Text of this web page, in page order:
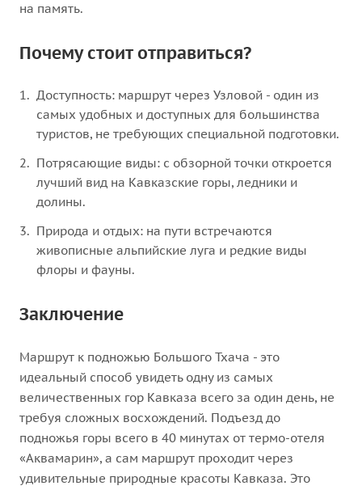
на память.
Почему стоит отправиться?
Доступность: маршрут через Узловой - один из
самых удобных и доступных для большинства
туристов, не требующих специальной подготовки.
Потрясающие виды: с обзорной точки откроется
лучший вид на Кавказские горы, ледники и
долины.
Природа и отдых: на пути встречаются
живописные альпийские луга и редкие виды
флоры и фауны.
Заключение
Маршрут к подножью Большого Тхача - это
идеальный способ увидеть одну из самых
величественных гор Кавказа всего за один день, не
требуя сложных восхождений. Подъезд до
подножья горы всего в 40 минутах от термо-отеля
«Аквамарин», а сам маршрут проходит через
удивительные природные красоты Кавказа. Это